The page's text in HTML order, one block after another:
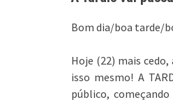
Bom dia/boa tarde/
Hoje (22) mais cedo,
isso mesmo! A
público,